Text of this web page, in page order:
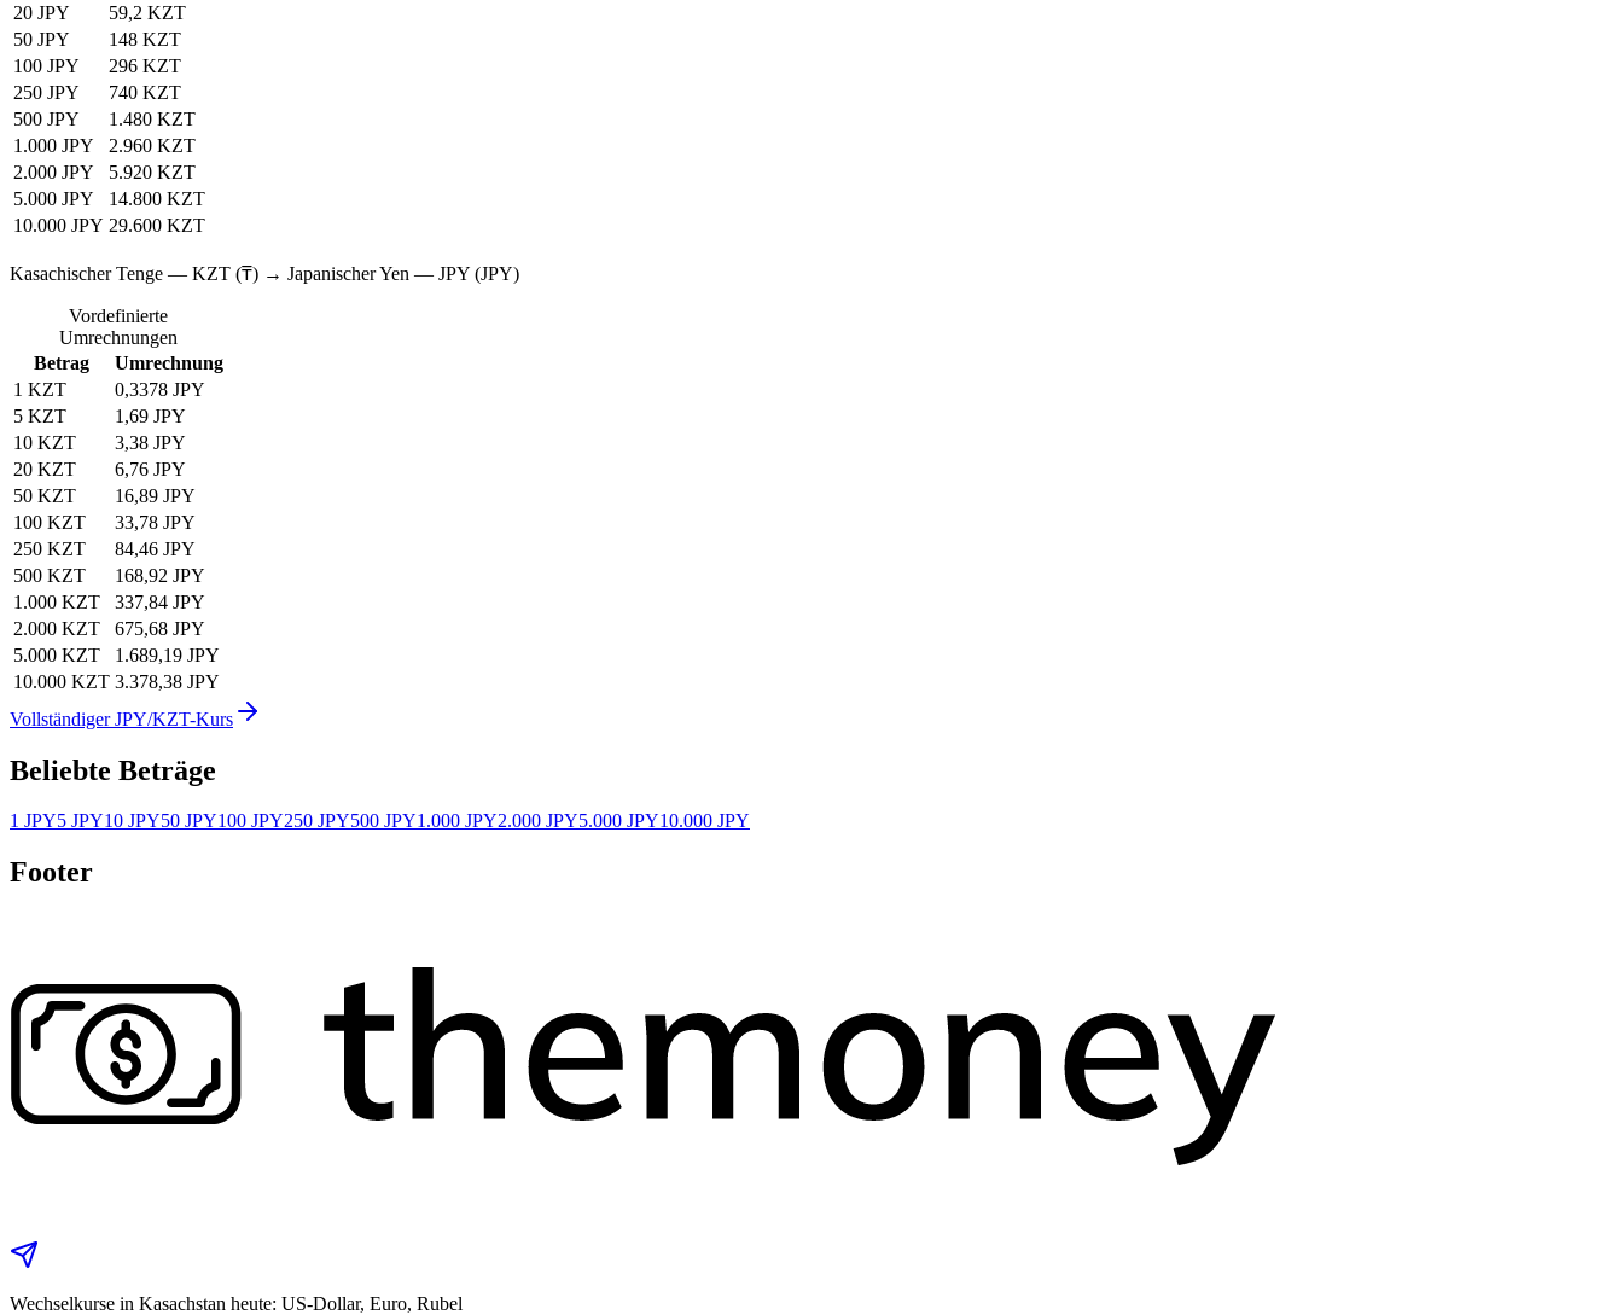
20 JPY
59,2 KZT
50 JPY
148 KZT
100 JPY
296 KZT
250 JPY
740 KZT
500 JPY
1.480 KZT
1.000 JPY
2.960 KZT
2.000 JPY
5.920 KZT
5.000 JPY
14.800 KZT
10.000 JPY 29.600 KZT
Kasachischer Tenge — KZT (₸) → Japanischer Yen — JPY (JPY)
Vordefinierte
Umrechnungen
Betrag
Umrechnung
1 KZT
0,3378 JPY
5 KZT
1,69 JPY
10 KZT
3,38 JPY
20 KZT
6,76 JPY
50 KZT
16,89 JPY
100 KZT
33,78 JPY
250 KZT
84,46 JPY
500 KZT
168,92 JPY
1.000 KZT
337,84 JPY
2.000 KZT
675,68 JPY
5.000 KZT
1.689,19 JPY
10.000 KZT 3.378,38 JPY
Vollständiger JPY/KZT-Kurs
Beliebte Beträge
1 JPY5 JPY10 JPY50 JPY100 JPY250 JPY500 JPY1.000 JPY2.000 JPY5.000 JPY10.000 JPY
Footer
Wechselkurse in Kasachstan heute: US‑Dollar, Euro, Rubel